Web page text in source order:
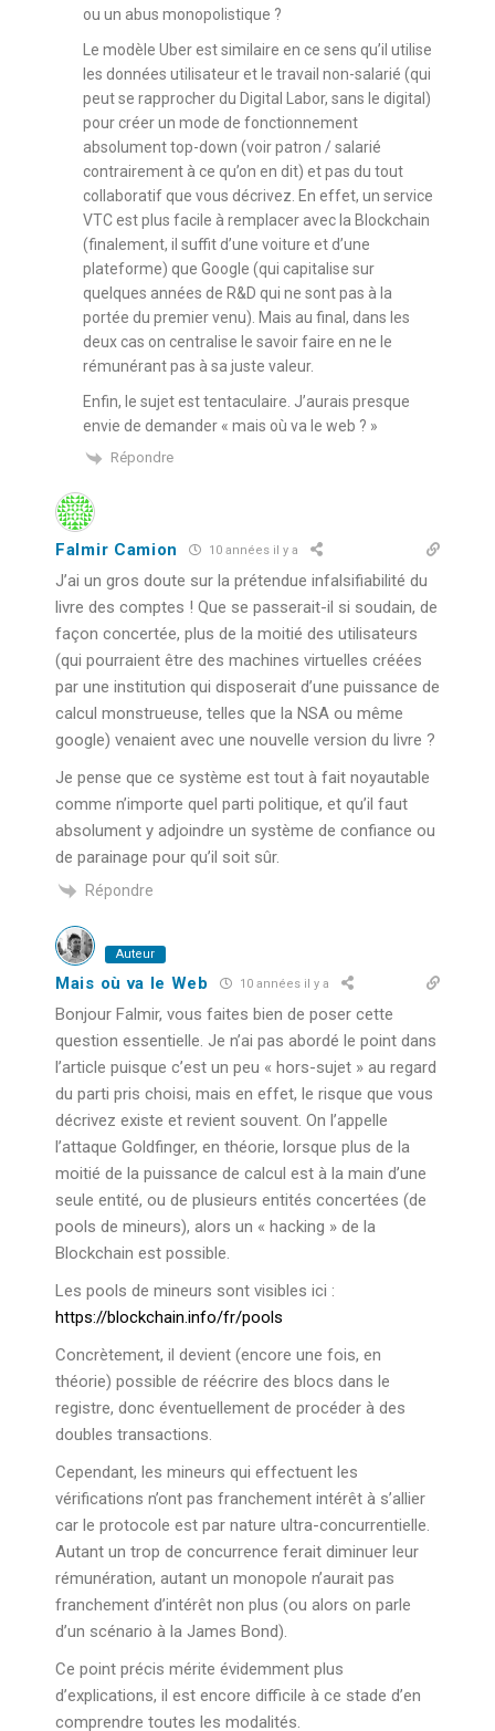
ou un abus monopolistique ?
Le modèle Uber est similaire en ce sens qu’il utilise
les données utilisateur et le travail non-salarié (qui
peut se rapprocher du Digital Labor, sans le digital)
pour créer un mode de fonctionnement
absolument top-down (voir patron / salarié
contrairement à ce qu’on en dit) et pas du tout
collaboratif que vous décrivez. En effet, un service
VTC est plus facile à remplacer avec la Blockchain
(finalement, il suffit d’une voiture et d’une
plateforme) que Google (qui capitalise sur
quelques années de R&D qui ne sont pas à la
portée du premier venu). Mais au final, dans les
deux cas on centralise le savoir faire en ne le
rémunérant pas à sa juste valeur.
Enfin, le sujet est tentaculaire. J’aurais presque
envie de demander « mais où va le web ? »
Répondre
Falmir Camion 10 années il y a
J’ai un gros doute sur la prétendue infalsifiabilité du
livre des comptes ! Que se passerait-il si soudain, de
façon concertée, plus de la moitié des utilisateurs
(qui pourraient être des machines virtuelles créées
par une institution qui disposerait d’une puissance de
calcul monstrueuse, telles que la NSA ou même
google) venaient avec une nouvelle version du livre ?
Je pense que ce système est tout à fait noyautable
comme n’importe quel parti politique, et qu’il faut
absolument y adjoindre un système de confiance ou
de parainage pour qu’il soit sûr.
Répondre
Auteur
Mais où va le Web 10 années il y a
Bonjour Falmir, vous faites bien de poser cette
question essentielle. Je n’ai pas abordé le point dans
l’article puisque c’est un peu « hors-sujet » au regard
du parti pris choisi, mais en effet, le risque que vous
décrivez existe et revient souvent. On l’appelle
l’attaque Goldfinger, en théorie, lorsque plus de la
moitié de la puissance de calcul est à la main d’une
seule entité, ou de plusieurs entités concertées (de
pools de mineurs), alors un « hacking » de la
Blockchain est possible.
Les pools de mineurs sont visibles ici :
https://blockchain.info/fr/pools
Concrètement, il devient (encore une fois, en
théorie) possible de réécrire des blocs dans le
registre, donc éventuellement de procéder à des
doubles transactions.
Cependant, les mineurs qui effectuent les
vérifications n’ont pas franchement intérêt à s’allier
car le protocole est par nature ultra-concurrentielle.
Autant un trop de concurrence ferait diminuer leur
rémunération, autant un monopole n’aurait pas
franchement d’intérêt non plus (ou alors on parle
d’un scénario à la James Bond).
Ce point précis mérite évidemment plus
d’explications, il est encore difficile à ce stade d’en
comprendre toutes les modalités.